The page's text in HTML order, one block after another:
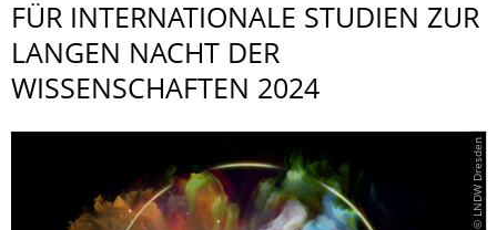
FÜR INTERNATIONALE STUDIEN ZUR
LANGEN NACHT DER
WISSENSCHAFTEN 2024
© LNDW Dresden